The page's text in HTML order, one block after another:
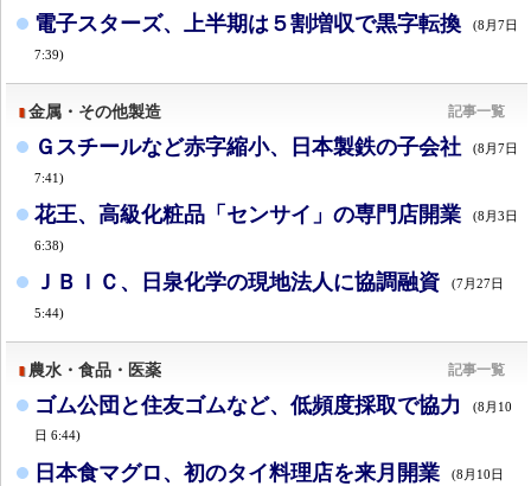
電子スターズ、上半期は５割増収で黒字転換 (8月7日
7:39)
金属・その他製造 記事一覧
Ｇスチールなど赤字縮小、日本製鉄の子会社 (8月7日
7:41)
花王、高級化粧品「センサイ」の専門店開業 (8月3日
6:38)
ＪＢＩＣ、日泉化学の現地法人に協調融資 (7月27日
5:44)
農水・食品・医薬 記事一覧
ゴム公団と住友ゴムなど、低頻度採取で協力
(8月10
日 6:44)
日本食マグロ、初のタイ料理店を来月開業 (8月10日